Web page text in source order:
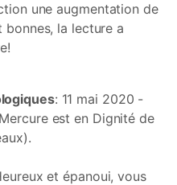
une augmentation de
bonnes, la lecture a
: 11 mai 2020 -
est en Dignité de
et épanoui, vous